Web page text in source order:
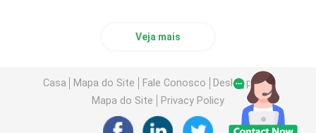
Veja mais
Casa Mapa do Site Fale Conosco
Desktop Site
Mapa do Site
Privacy Policy